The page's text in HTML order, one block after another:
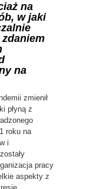
na
w jaki
na
zmienił
płyną z
roku na
i
pracy
aspekty z